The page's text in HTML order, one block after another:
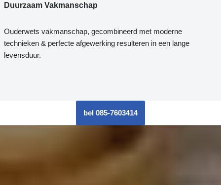
Duurzaam Vakmanschap
Ouderwets vakmanschap, gecombineerd met moderne
technieken & perfecte afgewerking resulteren in een lange
levensduur.
bel 085-7603414